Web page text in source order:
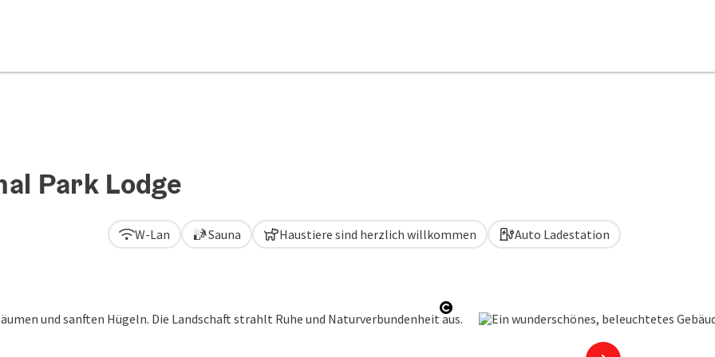
Park Lodge
Copyright öffnen
W-Lan Sauna Haustiere sind herzlich willkommen Auto Ladestation